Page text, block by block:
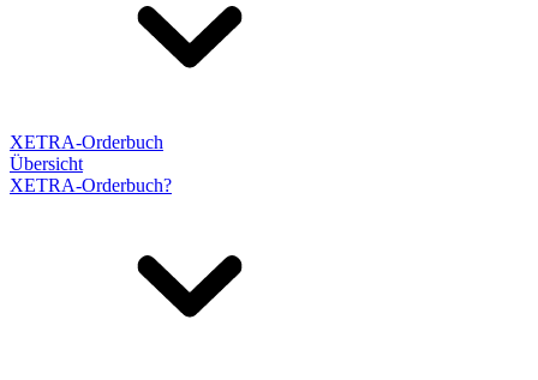
XETRA-Orderbuch
Übersicht
XETRA-Orderbuch?